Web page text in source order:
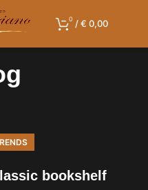
0 /€ 0,00
bookshelf